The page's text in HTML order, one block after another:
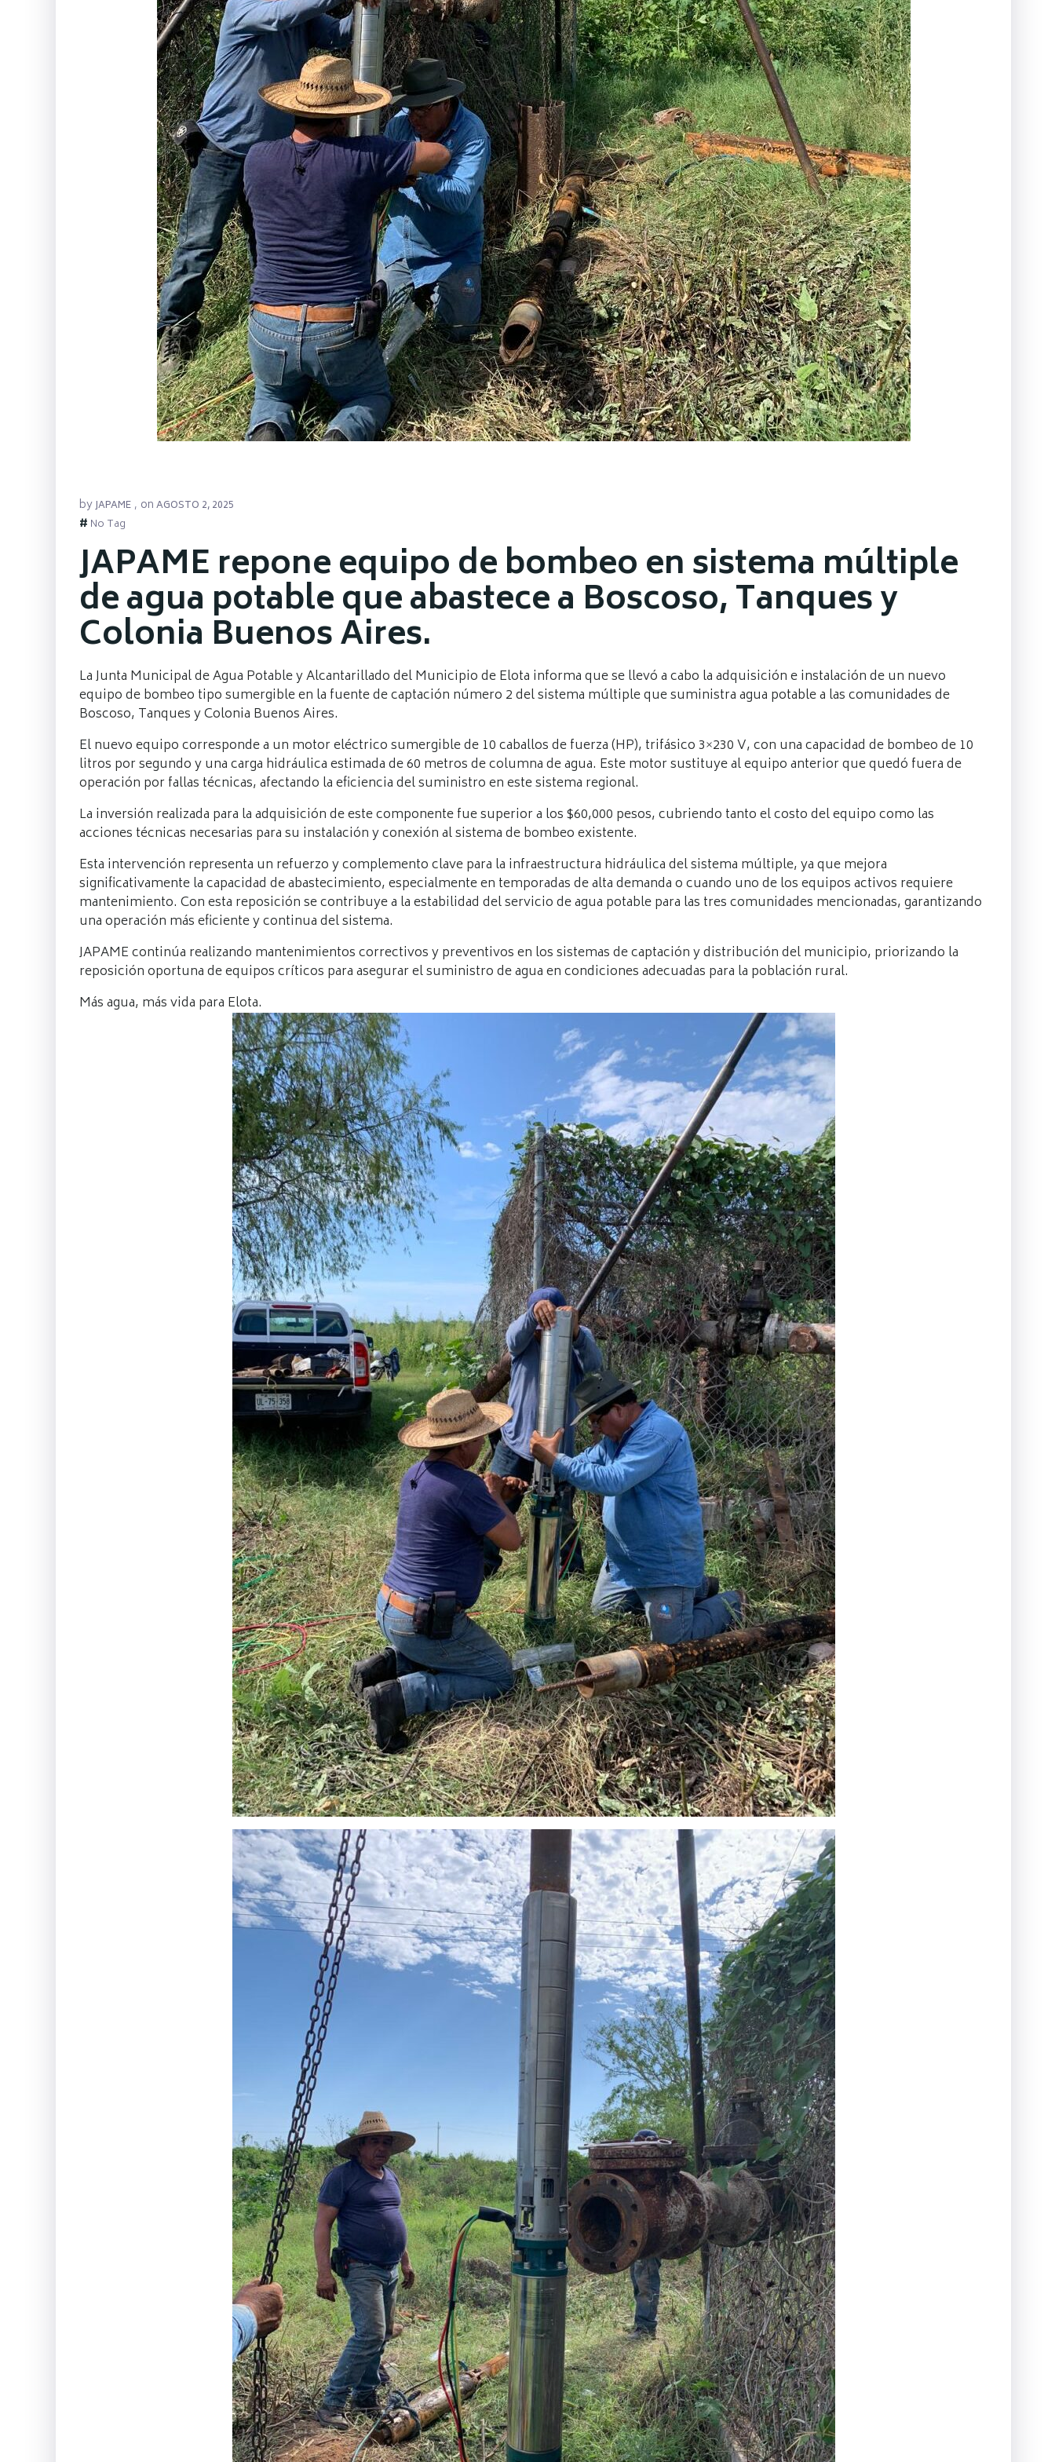
byJAPAME , onAGOSTO 2, 2025
# No Tag
JAPAME repone equipo de bombeo en sistema múltiple
de agua potable que abastece a Boscoso, Tanques y
Colonia Buenos Aires.
La Junta Municipal de Agua Potable y Alcantarillado del Municipio de Elota informa que se llevó a cabo la adquisición e instalación de un nuevo
equipo de bombeo tipo sumergible en la fuente de captación número 2 del sistema múltiple que suministra agua potable a las comunidades de
Boscoso, Tanques y Colonia Buenos Aires.
El nuevo equipo corresponde a un motor eléctrico sumergible de 10 caballos de fuerza (HP), trifásico 3×230 V, con una capacidad de bombeo de 10
litros por segundo y una carga hidráulica estimada de 60 metros de columna de agua. Este motor sustituye al equipo anterior que quedó fuera de
operación por fallas técnicas, afectando la eficiencia del suministro en este sistema regional.
La inversión realizada para la adquisición de este componente fue superior a los $60,000 pesos, cubriendo tanto el costo del equipo como las
acciones técnicas necesarias para su instalación y conexión al sistema de bombeo existente.
Esta intervención representa un refuerzo y complemento clave para la infraestructura hidráulica del sistema múltiple, ya que mejora
significativamente la capacidad de abastecimiento, especialmente en temporadas de alta demanda o cuando uno de los equipos activos requiere
mantenimiento. Con esta reposición se contribuye a la estabilidad del servicio de agua potable para las tres comunidades mencionadas, garantizando
una operación más eficiente y continua del sistema.
JAPAME continúa realizando mantenimientos correctivos y preventivos en los sistemas de captación y distribución del municipio, priorizando la
reposición oportuna de equipos críticos para asegurar el suministro de agua en condiciones adecuadas para la población rural.
Más agua, más vida para Elota.